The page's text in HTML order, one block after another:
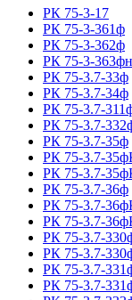
РК 75-3-17
РК 75-3-361ф
РК 75-3-362ф
РК 75-3-
РК 75-3.7-33ф
РК 75-3.7-34ф
РК 75-3.7-
РК 75-3.7-
РК 75-3.7-35ф
РК 75-3.7-
РК 75-3.7-
РК 75-3.7-36ф
РК 75-3.7-
РК 75-3.7-
РК 75-3.7-
РК 75-3.7-
РК 75-3.7-
РК 75-3.7-